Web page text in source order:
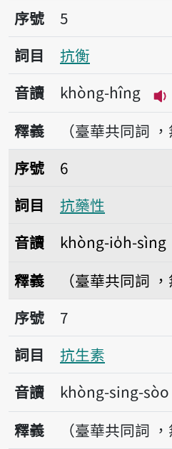
序號5抗衡
序號
5
詞目
抗衡
音讀
khòng-hîng
釋義
（臺華共同詞 ，
序號6抗藥性
序號
6
詞目
抗藥性
音讀
khòng-io̍h-sìng
釋義
（臺華共同詞 ，
序號7抗生素
序號
7
詞目
抗生素
音讀
khòng-sing-sòo
釋義
（臺華共同詞 ，